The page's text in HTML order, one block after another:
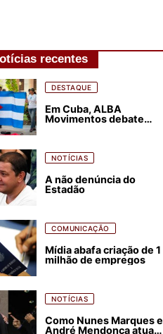
recentes
DESTAQUE
Em Cuba, ALBA
Movimentos debate
NOTÍCIAS
A não denúncia do
Estadão
COMUNICAÇÃO
Mídia abafa criação de 1
milhão de empregos
NOTÍCIAS
Como Nunes Marques e
André Mendonça atuam